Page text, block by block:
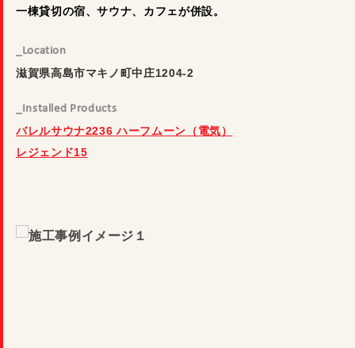
一棟貸切の宿、サウナ、カフェが併設。
_Location
滋賀県高島市マキノ町中庄1204-2
_Installed Products
バレルサウナ2236 ハーフムーン（電気）
レジェンド15